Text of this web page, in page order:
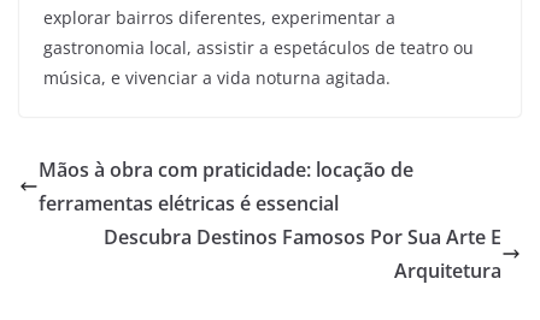
explorar bairros diferentes, experimentar a
gastronomia local, assistir a espetáculos de teatro ou
música, e vivenciar a vida noturna agitada.
Mãos à obra com praticidade: locação de
ferramentas elétricas é essencial
Descubra Destinos Famosos Por Sua Arte E
Arquitetura